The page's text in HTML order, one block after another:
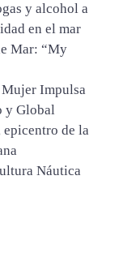
y alcohol a
en el mar
Mar: “My
Mujer Impulsa
y Global
epicentro de la
Náutica